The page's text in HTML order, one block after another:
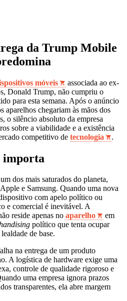
da Trump Mobile
móveis
associada ao ex-
Donald Trump, não cumpriu o
para esta semana. Após o anúncio
chegariam às mãos dos
o silêncio absoluto da empresa
sobre a viabilidade e a existência
competitivo de tecnologia .
importa
dos mais saturados do planeta,
e Samsung. Quando uma nova
com apelo político ou
e comercial é inevitável. A
reside apenas no aparelho
em
político que tenta ocupar
de base.
na entrega de um produto
A logística de hardware exige uma
controle de qualidade rigoroso e
uma empresa ignora prazos
transparentes, ela abre margem